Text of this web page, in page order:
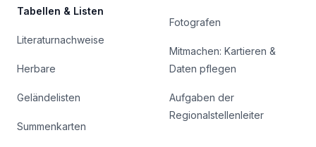
Tabellen & Listen
Literaturnachweise
Herbare
Geländelisten
Summenkarten
Fotografen
Mitmachen: Kartieren &
Daten pflegen
Aufgaben der
Regionalstellenleiter